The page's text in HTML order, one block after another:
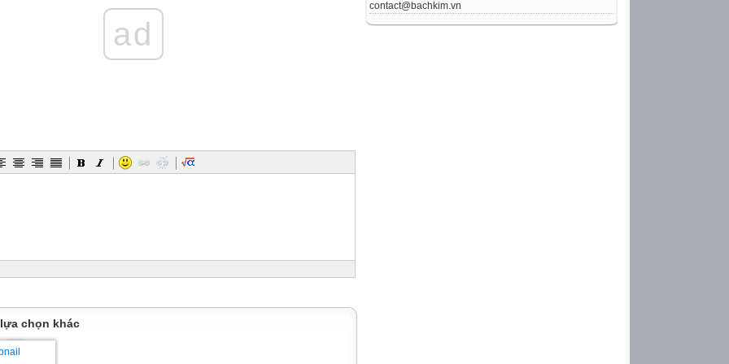
contact@bachkim.vn
ad
chọn khác